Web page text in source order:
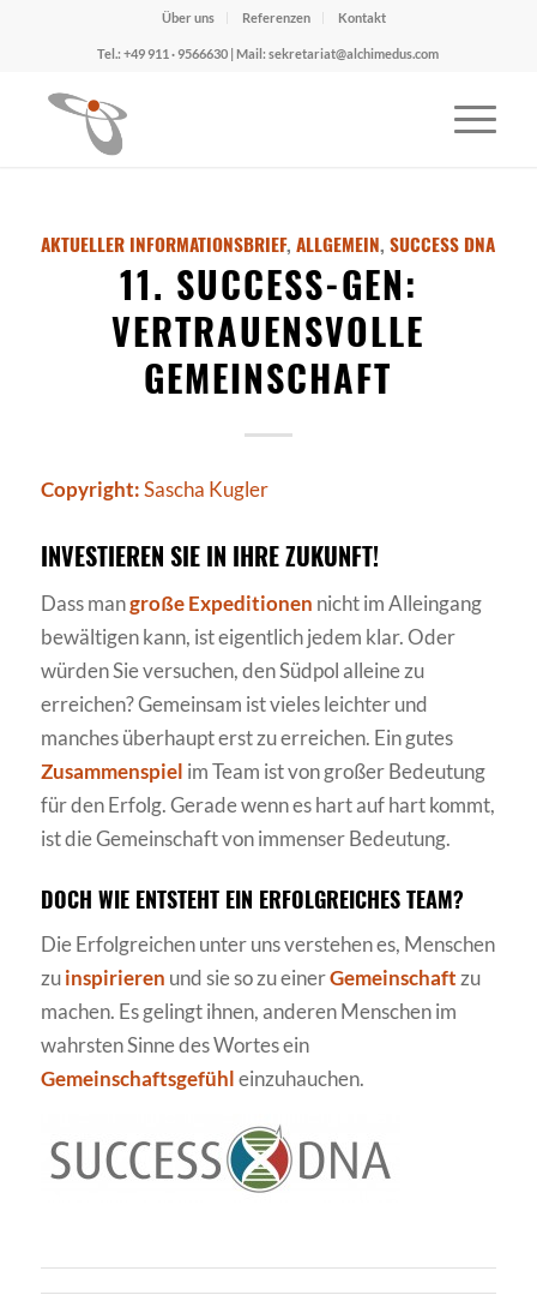
Über uns Referenzen Kontakt
Tel.: +49 911 · 9566630 | Mail: sekretariat@alchimedus.com
AKTUELLER INFORMATIONSBRIEF,ALLGEMEIN,SUCCESS DNA
11. SUCCESS-GEN:
VERTRAUENSVOLLE
GEMEINSCHAFT
Copyright:Sascha Kugler
INVESTIEREN SIE IN IHRE ZUKUNFT!
Dass mangroße Expeditionen nicht im Alleingang
bewältigen kann, ist eigentlich jedem klar. Oder
würden Sie versuchen, den Südpol alleine zu
erreichen? Gemeinsam ist vieles leichter und
manches überhaupt erst zu erreichen. Ein gutes
Zusammenspiel im Team ist von großer Bedeutung
für den Erfolg. Gerade wenn es hart auf hart kommt,
ist die Gemeinschaft von immenser Bedeutung.
DOCH WIE ENTSTEHT EIN ERFOLGREICHES TEAM?
Die Erfolgreichen unter uns verstehen es, Menschen
zuinspirieren und sie so zu einerGemeinschaftzu
machen. Es gelingt ihnen, anderen Menschen im
wahrsten Sinne des Wortes ein
Gemeinschaftsgefühleinzuhauchen.